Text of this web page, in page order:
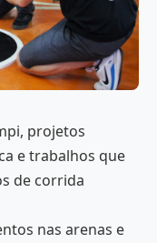
projetos
e trabalhos que
de corrida
nas arenas e